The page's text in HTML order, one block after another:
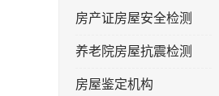
房产证房屋安全检测
养老院房屋抗震检测
房屋鉴定机构